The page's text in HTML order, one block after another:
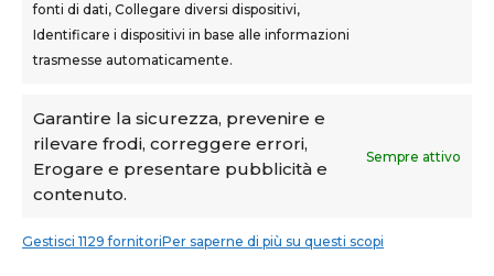
fonti di dati, Collegare diversi dispositivi,
Identificare i dispositivi in base alle informazioni
trasmesse automaticamente.
Garantire la sicurezza, prevenire e
rilevare frodi, correggere errori,
Erogare e presentare pubblicità e
contenuto.
Sempre attivo
Gestisci 1129 fornitoriPer saperne di più su questi scopi
Teknoform srl – p.iva 05765060487 – Cap. Soc. euro
10.000 – CCIAA Toscana Nord Ovest – n.isc. REA PI-
Teknoform è Centro Formativo AiFOS (C.F.A.)